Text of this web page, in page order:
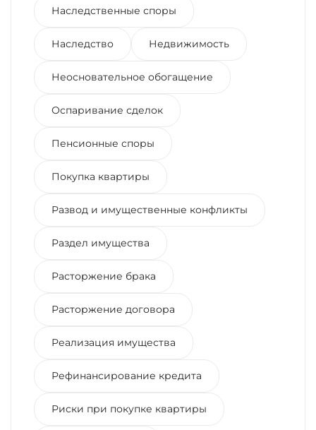
Наследственные споры
Наследство Недвижимость
Неосновательное обогащение
Оспаривание сделок
Пенсионные споры
Покупка квартиры
Развод и имущественные конфликты
Раздел имущества
Расторжение брака
Расторжение договора
Реализация имущества
Рефинансирование кредита
Риски при покупке квартиры